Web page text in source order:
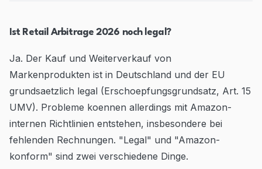
Ist Retail Arbitrage 2026 noch legal?
Ja. Der Kauf und Weiterverkauf von
Markenprodukten ist in Deutschland und der EU
grundsaetzlich legal (Erschoepfungsgrundsatz, Art. 15
UMV). Probleme koennen allerdings mit Amazon-
internen Richtlinien entstehen, insbesondere bei
fehlenden Rechnungen. "Legal" und "Amazon-
konform" sind zwei verschiedene Dinge.